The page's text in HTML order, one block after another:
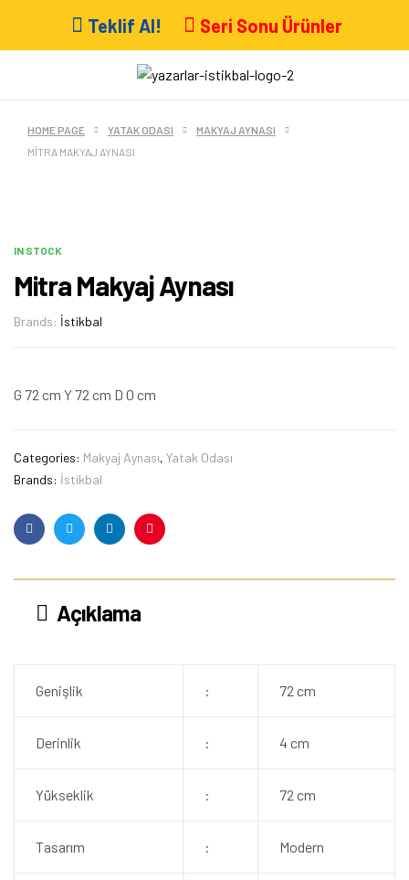
Teklif Al! Seri Sonu Ürünler
HOME PAGE YATAK ODASI
MAKYAJ AYNASI
MITRA MAKYAJ AYNASI
IN STOCK
Mitra Makyaj Aynası
Brands: İstikbal
G 72 cm Y 72 cm D 0 cm
Categories: Makyaj Aynası, Yatak Odası
Brands: İstikbal
FacebookTwitterLinkedinPinterest
Açıklama
Genişlik : 72 cm
Derinlik : 4 cm
Yükseklik : 72 cm
Tasarım : Modern